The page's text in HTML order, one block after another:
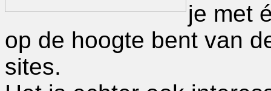
je met
op de hoogte bent van
sites.